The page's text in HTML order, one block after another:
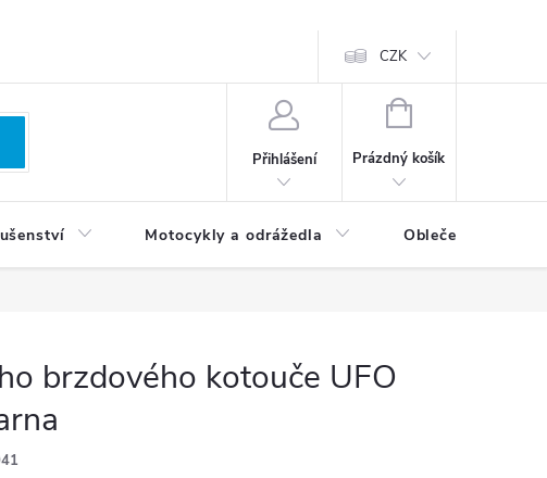
CZK
Přihlášení
NÁKUPNÍ
Prázdný košík
Motocykly a odrážedla Oblečení a
brzdového kotouče UFO